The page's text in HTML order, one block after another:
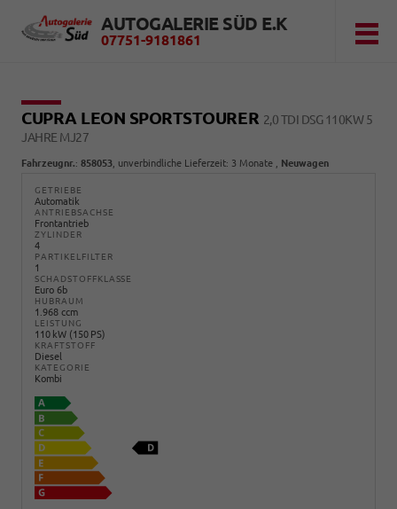
AUTOGALERIE SÜD E.K
07751-9181861
CUPRA LEON SPORTSTOURER 2,0 TDI DSG 110KW 5
JAHRE MJ27
Fahrzeugnr.: 858053 , unverbindliche Lieferzeit: 3 Monate Neuwagen
GETRIEBE
Automatik
ANTRIEBSACHSE
Frontantrieb
ZYLINDER
4
PARTIKELFILTER
1
SCHADSTOFFKLASSE
Euro 6b
HUBRAUM
1.968 ccm
LEISTUNG
110 kW (150 PS)
KRAFTSTOFF
Diesel
KATEGORIE
Kombi